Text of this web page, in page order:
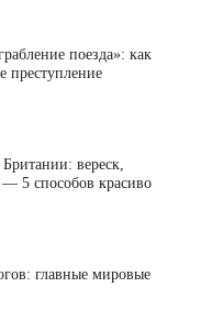
поезда»: как
преступление
вереск,
5 способов красиво
главные мировые